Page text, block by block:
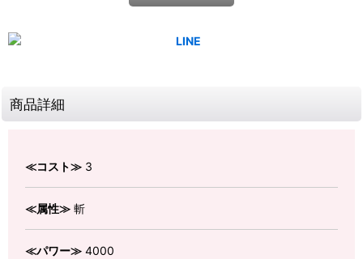
商品詳細
≪コスト≫ 3
≪属性≫ 斬
≪パワー≫ 4000